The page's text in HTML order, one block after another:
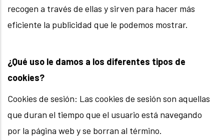
recogen a través de ellas y sirven para hacer más
eficiente la publicidad que le podemos mostrar.
¿Qué uso le damos a los diferentes tipos de
cookies?
Cookies de sesión: Las cookies de sesión son aquellas
que duran el tiempo que el usuario está navegando
por la página web y se borran al término.